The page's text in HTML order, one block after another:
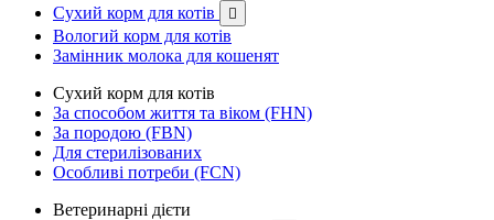
Сухий корм для котів

Вологий корм для котів
Замінник молока для кошенят
Сухий корм для котів
За способом життя та віком (FHN)
За породою (FBN)
Для стерилізованих
Особливі потреби (FCN)
Ветеринарні дієти